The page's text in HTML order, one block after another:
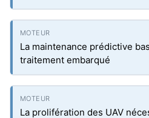
La maintenance prédictive
traitement embarqué
La prolifération des UAV